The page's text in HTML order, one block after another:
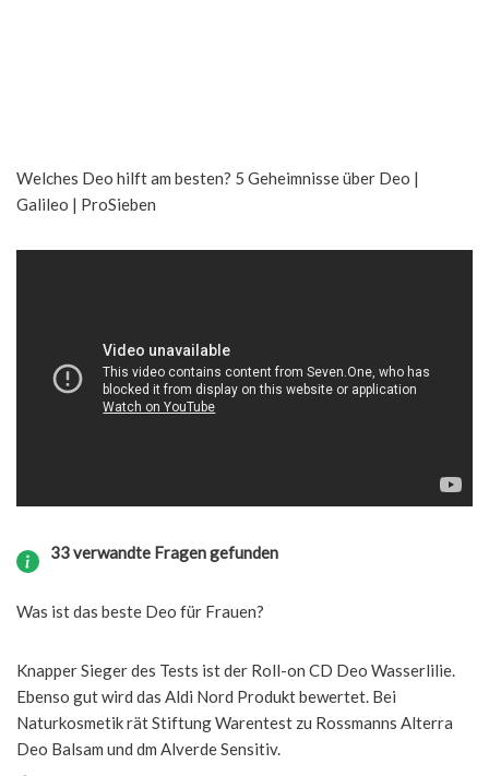
Welches Deo hilft am besten? 5 Geheimnisse über Deo |
Galileo | ProSieben
33 verwandte Fragen gefunden
Was ist das beste Deo für Frauen?
Knapper Sieger des Tests ist der Roll-on CD Deo Wasserlilie.
Ebenso gut wird das Aldi Nord Produkt bewertet. Bei
Naturkosmetik rät Stiftung Warentest zu Rossmanns Alterra
Deo Balsam und dm Alverde Sensitiv.